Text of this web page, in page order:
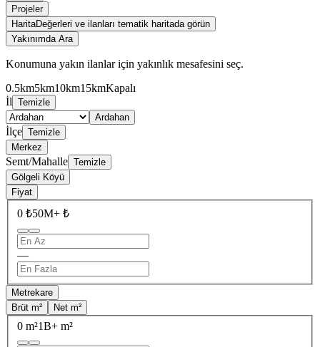
Projeler
HaritaDeğerleri ve ilanları tematik haritada görün
Yakınımda Ara
Konumuna yakın ilanlar için yakınlık mesafesini seç.
0.5km5km10km15kmKapalı
İl Temizle
Ardahan
İlçe Temizle
Merkez
Semt/Mahalle Temizle
Gölgeli Köyü
Fiyat
0 ₺50M+ ₺
—
Metrekare
Brüt m²
Net m²
0 m²1B+ m²